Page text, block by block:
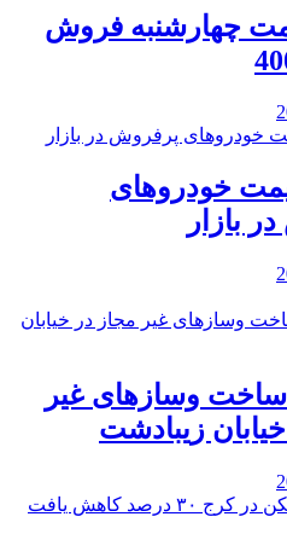
چهارشنبه فروش
خودرو‌های
بازار
ساخت وسازهای غیر
زیبادشت